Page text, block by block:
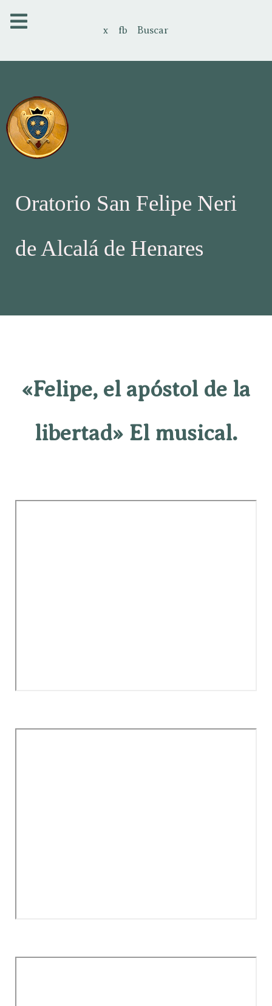
x fb Buscar
Oratorio San Felipe Neri
de Alcalá de Henares
«Felipe, el apóstol de la
libertad» El musical.